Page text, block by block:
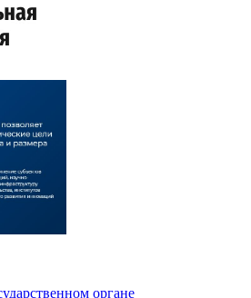
органе